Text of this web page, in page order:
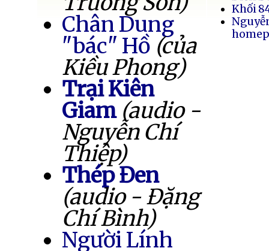
Chân Dung
"bác" Hồ (của
Kiều Phong)
Trại Kiên
Giam (audio -
Nguyễn Chí
Thiệp)
Thép Đen
(audio - Đặng
Chí Bình)
Người Lính
Khối